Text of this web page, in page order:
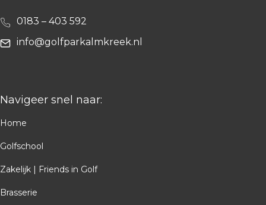
0183 – 403 592
info@golfparkalmkreek.nl
Navigeer snel naar:
Home
Golfschool
Zakelijk | Friends in Golf
Brasserie